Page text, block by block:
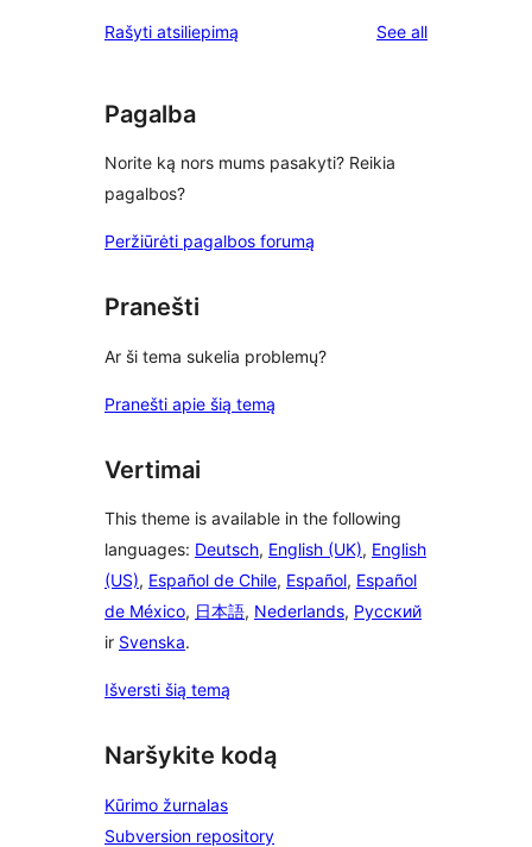
reviews
star
Rašyti atsiliepimą See allreviews
Pagalba
Norite ką nors mums pasakyti? Reikia
pagalbos?
Peržiūrėti pagalbos forumą
Pranešti
Ar ši tema sukelia problemų?
Pranešti apie šią temą
Vertimai
This theme is available in the following
languages: Deutsch, English (UK), English
(US), Español de Chile, Español, Español
de México, 日本語, Nederlands, Русский
ir Svenska.
Išversti šią temą
Naršykite kodą
Kūrimo žurnalas
Subversion repository